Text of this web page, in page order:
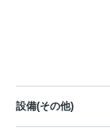
設備(その他)